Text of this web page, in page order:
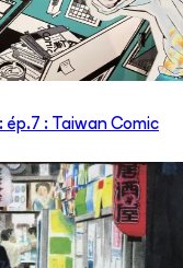
: Taiwan Comic